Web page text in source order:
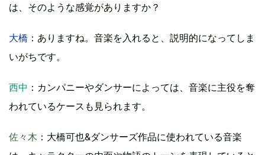
は、そのような感覚がありますか？
大橋 ：ありますね。音楽を入れると、説明的になってしま
いがちです。
西中 ：カンパニーやダンサーによっては、音楽に主役を奪
われているケースも見られます。
佐々木 ：大橋可也&ダンサーズ作品に使われている音楽